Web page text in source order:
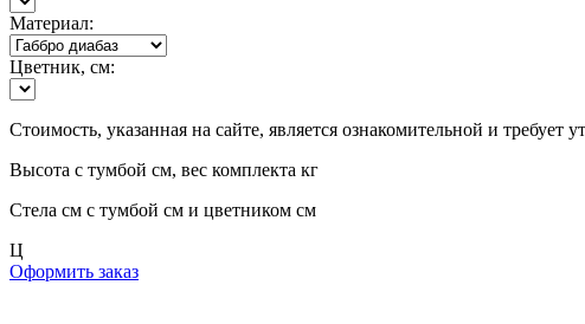
Материал:
Цветник, см:
Стоимость, указанная на сайте, является ознакомительной и требует
Высота с тумбой см, вес комплекта кг
Стела см с тумбой см и цветником см
Ц
Оформить заказ